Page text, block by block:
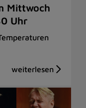
Mittwoch
Uhr